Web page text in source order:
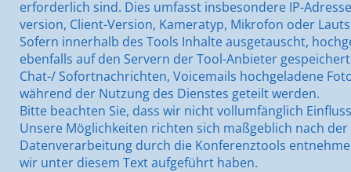
erforderlich sind. Dies umfasst insbesondere IP-
version, Client-Version, Kameratyp, Mikrofon oder
Sofern innerhalb des Tools Inhalte ausgetauscht,
ebenfalls auf den Servern der Tool-Anbieter
Chat-/ Sofortnachrichten, Voicemails hochgeladene
während der Nutzung des Dienstes geteilt werden.
Bitte beachten Sie, dass wir nicht vollumfänglich
Unsere Möglichkeiten richten sich maßgeblich nach
Datenverarbeitung durch die Konferenztools
wir unter diesem Text aufgeführt haben.